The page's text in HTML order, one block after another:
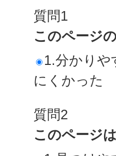
質問1
このページ
1.分かりや
にくかった
質問2
このページ